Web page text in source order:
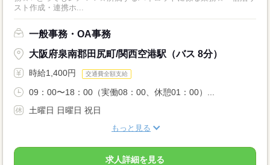
スト作成・連携ホ...
一般事務・OA事務
大阪府泉南郡田尻町/関西空港駅（バス 8分）
時給1,400円 交通費全額支給
09：00〜18：00（実働08：00、休憩01：00）...
土曜日 日曜日 祝日
もっと見る
求人詳細を見る